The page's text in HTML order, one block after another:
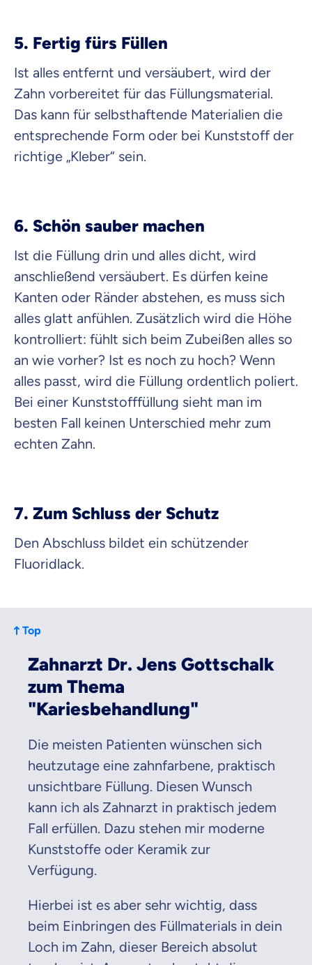
5. Fertig fürs Füllen
Ist alles entfernt und versäubert, wird der
Zahn vorbereitet für das Füllungsmaterial.
Das kann für selbsthaftende Materialien die
entsprechende Form oder bei Kunststoff der
richtige „Kleber“ sein.
6. Schön sauber machen
Ist die Füllung drin und alles dicht, wird
anschließend versäubert. Es dürfen keine
Kanten oder Ränder abstehen, es muss sich
alles glatt anfühlen. Zusätzlich wird die Höhe
kontrolliert: fühlt sich beim Zubeißen alles so
an wie vorher? Ist es noch zu hoch? Wenn
alles passt, wird die Füllung ordentlich poliert.
Bei einer Kunststofffüllung sieht man im
besten Fall keinen Unterschied mehr zum
echten Zahn.
7. Zum Schluss der Schutz
Den Abschluss bildet ein schützender
Fluoridlack.
Top
Zahnarzt Dr. Jens Gottschalk
zum Thema
"Kariesbehandlung"
Die meisten Patienten wünschen sich
heutzutage eine zahnfarbene, praktisch
unsichtbare Füllung. Diesen Wunsch
kann ich als Zahnarzt in praktisch jedem
Fall erfüllen. Dazu stehen mir moderne
Kunststoffe oder Keramik zur
Verfügung.
Hierbei ist es aber sehr wichtig, dass
beim Einbringen des Füllmaterials in dein
Loch im Zahn, dieser Bereich absolut